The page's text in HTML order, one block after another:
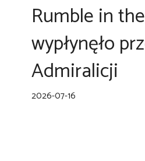
Rumble in
wypłynęło
Admiralicji
2026-07-16